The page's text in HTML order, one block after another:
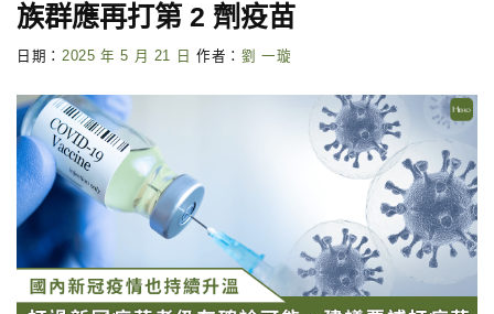
族群應再打第 2 劑疫苗
日期： 2025 年 5 月 21 日 作者： 劉 一璇